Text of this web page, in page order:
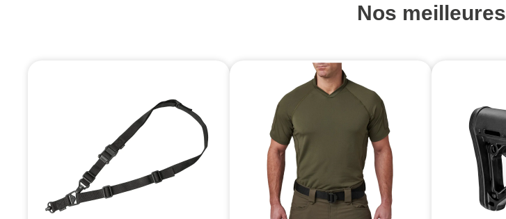
Nos meilleures